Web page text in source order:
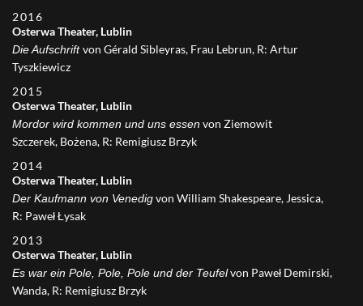
2016
Osterwa Theater, Lublin
Die Aufschriftvon Gérald Sibleyras, Frau Lebrun, R: Artur
Tyszkiewicz
2015
Osterwa Theater, Lublin
Mordor wird kommen und uns essen von Ziemowit
Szczerek, Bożena, R: Remigiusz Brzyk
2014
Osterwa Theater, Lublin
Der Kaufmann von Venedigvon William Shakespeare, Jessica,
R: Paweł Łysak
2013
Osterwa Theater, Lublin
Es war ein Pole, Pole, Pole und der Teufelvon Paweł Demirski,
Wanda, R: Remigiusz Brzyk